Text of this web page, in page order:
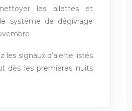
les ailettes et
système de dégivrage
les signaux d’alerte listés
dès les premières nuits